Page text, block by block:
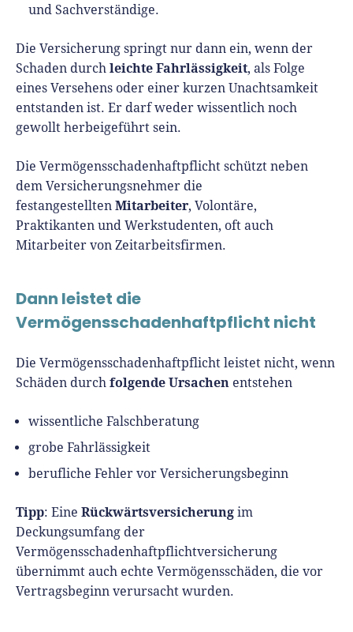
und Sachverständige.
Die Versicherung springt nur dann ein, wenn der
Schaden durch leichte Fahrlässigkeit, als Folge
eines Versehens oder einer kurzen Unachtsamkeit
entstanden ist. Er darf weder wissentlich noch
gewollt herbeigeführt sein.
Die Vermögensschadenhaftpflicht schützt neben
dem Versicherungsnehmer die
festangestellten Mitarbeiter, Volontäre,
Praktikanten und Werkstudenten, oft auch
Mitarbeiter von Zeitarbeitsfirmen.
Dann leistet die
Vermögensschadenhaftpflicht nicht
Die Vermögensschadenhaftpflicht leistet nicht, wenn
Schäden durch folgende Ursachen entstehen
wissentliche Falschberatung
grobe Fahrlässigkeit
berufliche Fehler vor Versicherungsbeginn
Tipp: Eine Rückwärtsversicherung im
Deckungsumfang der
Vermögensschadenhaftpflichtversicherung
übernimmt auch echte Vermögensschäden, die vor
Vertragsbeginn verursacht wurden.